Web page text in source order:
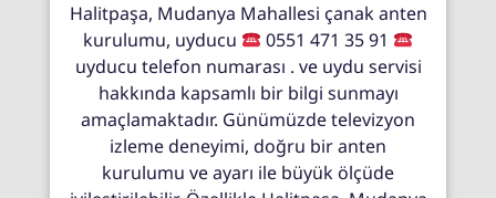
Halitpaşa, Mudanya Mahallesi çanak anten
kurulumu, uyducu
0551 471 35 91
uyducu telefon numarası . ve uydu servisi
hakkında kapsamlı bir bilgi sunmayı
amaçlamaktadır. Günümüzde televizyon
izleme deneyimi, doğru bir anten
kurulumu ve ayarı ile büyük ölçüde